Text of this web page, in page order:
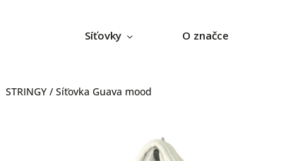
Síťovky O značce
STRINGY / Síťovka Guava mood